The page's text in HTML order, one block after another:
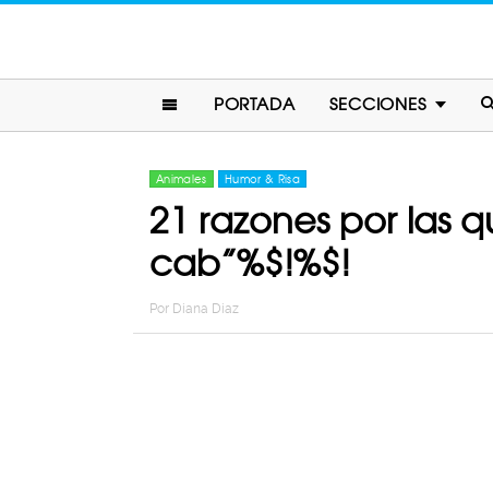
PORTADA SECCIONES
Animales Humor & Risa
21 razones por las
cab”%$!%$!
Por Diana Diaz